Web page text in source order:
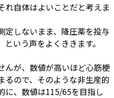
れ自体はよいことだと考えま
定しないまま、降圧薬を投与
いう声をよくききます。
んが、数値が高いほど心筋梗
るので、そのような非生産的
に、数値は115/65を目指し